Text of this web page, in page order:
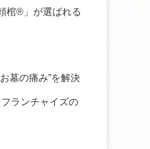
棺®」が選ばれる
墓の痛み”を解決
ランチャイズの